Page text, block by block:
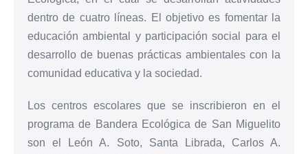
dentro de cuatro líneas. El objetivo es fomentar la
educación ambiental y participación social para el
desarrollo de buenas prácticas ambientales con la
comunidad educativa y la sociedad.
Los centros escolares que se inscribieron en el
programa de Bandera Ecológica de San Miguelito
son el León A. Soto, Santa Librada, Carlos A.